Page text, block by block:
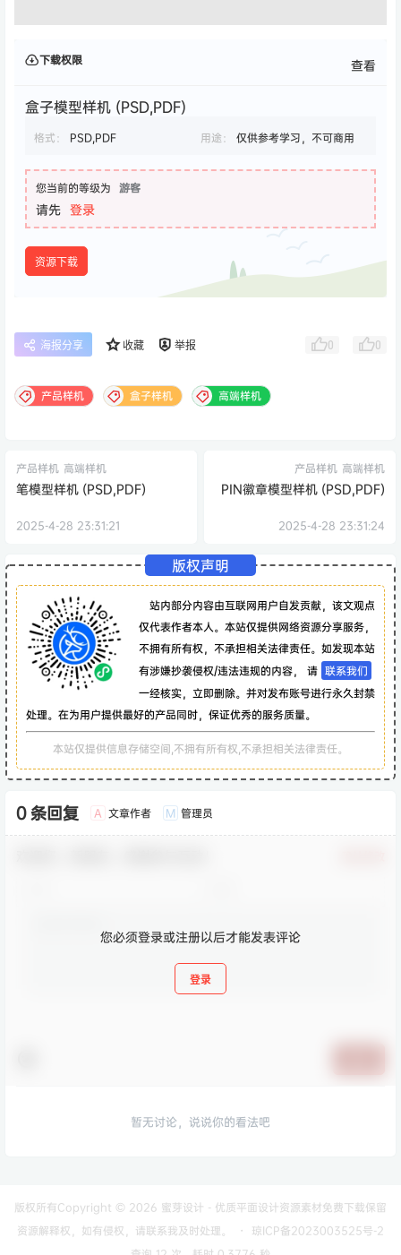
下载权限 查看
盒子模型样机 (PSD,PDF)
格式： PSD,PDF 用途： 仅供参考学习，不可商用
您当前的等级为 游客
请先 登录
资源下载
海报分享 收藏 举报 0 0
产品样机 盒子样机 高端样机
产品样机 高端样机
笔模型样机 (PSD,PDF)
2025-4-28 23:31:21
产品样机 高端样机
PIN徽章模型样机 (PSD,PDF)
2025-4-28 23:31:24
版权声明
站内部分内容由互联网用户自发贡献，该文观点
仅代表作者本人。本站仅提供网络资源分享服务，
不拥有所有权，不承担相关法律责任。如发现本站
有涉嫌抄袭侵权/违法违规的内容， 请 联系我们
一经核实，立即删除。并对发布账号进行永久封禁
处理。在为用户提供最好的产品同时，保证优秀的服务质量。
本站仅提供信息存储空间,不拥有所有权,不承担相关法律责任。
0 条回复 A 文章作者 M 管理员
您必须登录或注册以后才能发表评论
登录
暂无讨论，说说你的看法吧
版权所有Copyright © 2026 蜜芽设计 - 优质平面设计资源素材免费下载保留
资源解释权，如有侵权，请联系我及时处理。
・
琼ICP备2023003525号-2